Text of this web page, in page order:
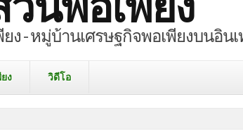
ง - หมู่บ้านเศรษฐกิจพอเพียงบนอิน
ง วิดีโอ